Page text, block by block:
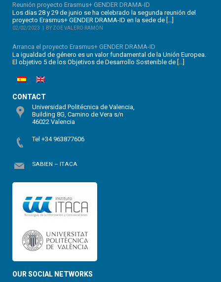
Reunión proyecto Erasmus+ GENDER DRAMA-ID
Los días 28 y 29 de junio se ha celebrado la segunda reunión del
proyecto Erasmus+ GENDER DRAMA-ID en la sede de […]
02/02/2023 BY ZOE VALERO RAMÓN
Arranca el proyecto Erasmus+ GENDER DRAMA-ID
La igualdad de género es un valor fundamental de la Unión Europea.
El objetivo 5 de los Objetivos de Desarrollo Sostenible de […]
CONTACT
Universidad Politécnica de Valencia,
Building 8G, Camino de Vera s/n
46022 Valencia
Tel +34 963877606
SABIEN – ITACA
OUR SOCIAL NETWORKS